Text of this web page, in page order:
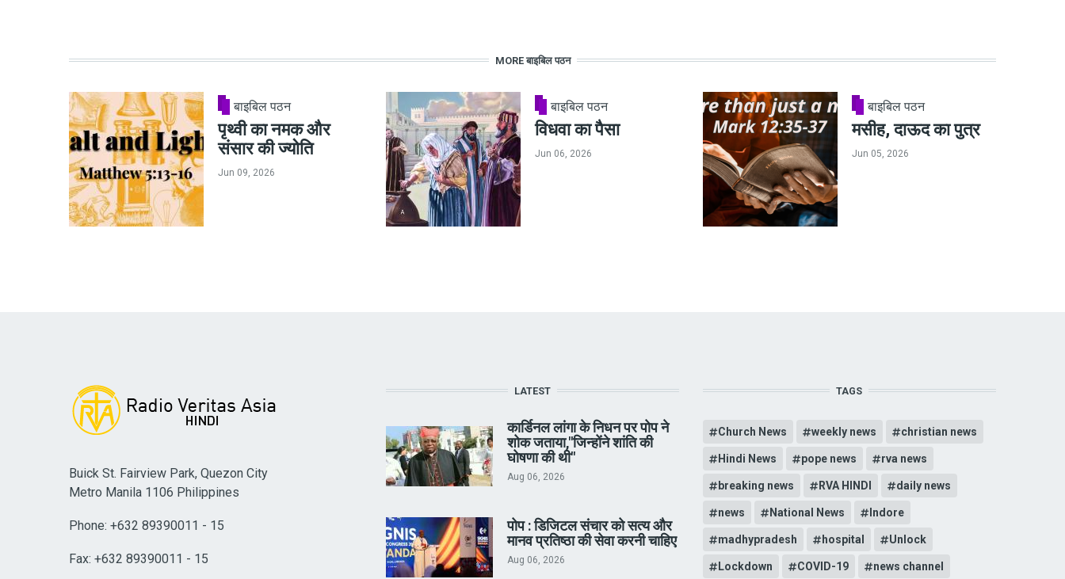
MORE बाइबिल पठन
बाइबिल पठन
पृथ्वी का नमक और
संसार की ज्योति
Jun 09, 2026
बाइबिल पठन
विधवा का पैसा
Jun 06, 2026
बाइबिल पठन
मसीह, दाऊद का पुत्र
Jun 05, 2026
Buick St. Fairview Park, Quezon City
Metro Manila 1106 Philippines
Phone: +632 89390011 - 15
Fax: +632 89390011 - 15
LATEST
कार्डिनल लांगा के निधन पर पोप ने
शोक जताया,"जिन्होंने शांति की
घोषणा की थी"
Aug 06, 2026
पोप : डिजिटल संचार को सत्य और
मानव प्रतिष्ठा की सेवा करनी चाहिए
Aug 06, 2026
TAGS
Church News weekly news christian news
Hindi News pope news rva news
breaking news RVA HINDI daily news
news National News Indore
madhypradesh hospital Unlock
Lockdown COVID-19 news channel